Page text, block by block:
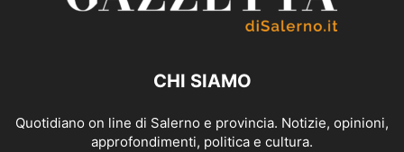
CHI SIAMO
Quotidiano on line di Salerno e provincia. Notizie, opinioni,
approfondimenti, politica e cultura.